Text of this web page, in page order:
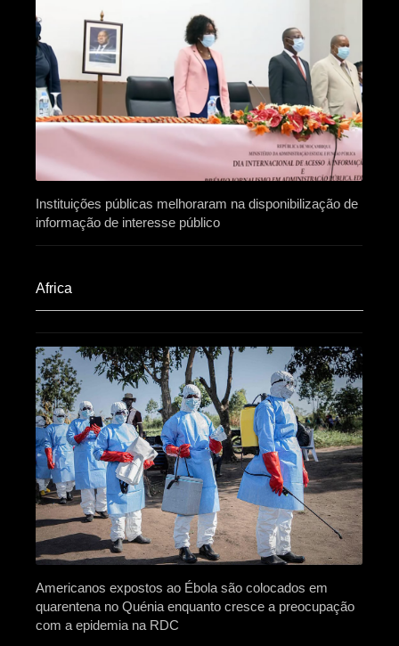
Instituições públicas melhoraram na disponibilização de
informação de interesse público
Africa​
Americanos expostos ao Ébola são colocados em
quarentena no Quénia enquanto cresce a preocupação
com a epidemia na RDC